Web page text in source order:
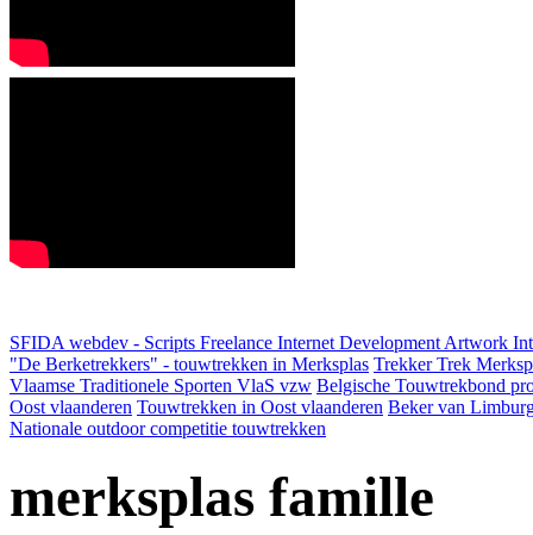
SFIDA webdev - Scripts Freelance Internet Development Artwork
"De Berketrekkers" - touwtrekken in Merksplas Trekker Trek
Vlaamse Traditionele Sporten VlaS vzw Belgische Touwtrekbond
Oost vlaanderen Touwtrekken in Oost vlaanderen Beker van
Nationale outdoor competitie touwtrekken
merksplas famille